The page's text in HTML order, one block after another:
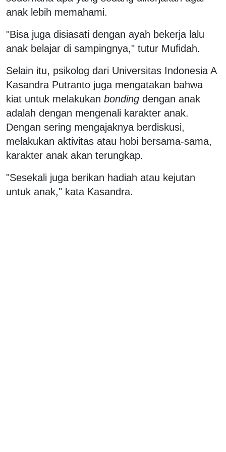
anak lebih memahami.
"Bisa juga disiasati dengan ayah bekerja lalu
anak belajar di sampingnya," tutur Mufidah.
Selain itu, psikolog dari Universitas Indonesia A
Kasandra Putranto juga mengatakan bahwa
kiat untuk melakukan bonding dengan anak
adalah dengan mengenali karakter anak.
Dengan sering mengajaknya berdiskusi,
melakukan aktivitas atau hobi bersama-sama,
karakter anak akan terungkap.
"Sesekali juga berikan hadiah atau kejutan
untuk anak," kata Kasandra.